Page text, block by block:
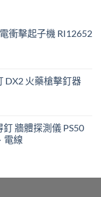
衝擊起子機 RI12652
DX2 火藥槍擊釘器
牆體探測儀 PS50
電線